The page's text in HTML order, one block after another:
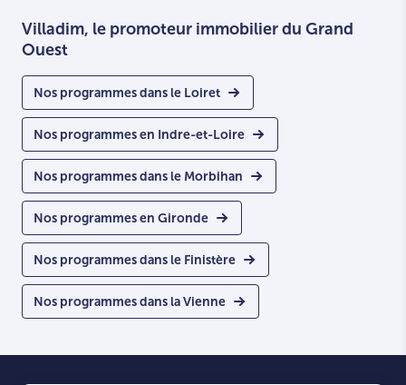
Villadim, le promoteur immobilier du Grand
Ouest
Nos programmes dans le Loiret
Nos programmes en Indre-et-Loire
Nos programmes dans le Morbihan
Nos programmes en Gironde
Nos programmes dans le Finistère
Nos programmes dans la Vienne